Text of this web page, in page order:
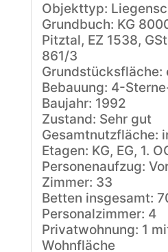
Objekttyp:
Grundbuch: KG
Pitztal, EZ 1538,
861/3
Grundstücksfläche:
Bebauung: 4-
Baujahr: 1992
Zustand: Sehr gut
Gesamtnutzfläche:
Etagen: KG, EG, 1.
Personenaufzug:
Zimmer: 33
Betten insgesamt:
Personalzimmer: 4
Privatwohnung: 1
Wohnfläche